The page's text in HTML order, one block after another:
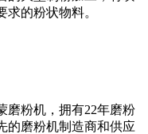
的粉状物料。
磨粉机，拥有22年磨粉
的磨粉机制造商和供应